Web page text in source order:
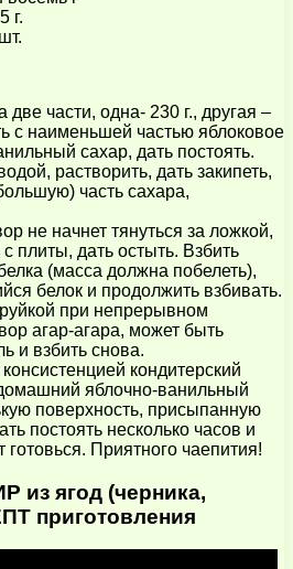
г.
две части, одна- 230 г., другая –
с наименьшей частью яблоковое
сахар, дать постоять.
растворить, дать закипеть,
часть сахара,
не начнет тянуться за ложкой,
с плиты, дать остыть. Взбить
(масса должна побелеть),
белок и продолжить взбивать.
при непрерывном
агар-агара, может быть
и взбить снова.
кондитерский
яблочно-ванильный
поверхность, присыпанную
постоять несколько часов и
Приятного чаепития!
ягод (черника,
приготовления